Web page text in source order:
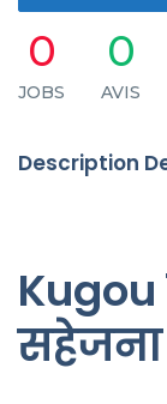
0
JOBS
0
AVIS
Description
Kugou